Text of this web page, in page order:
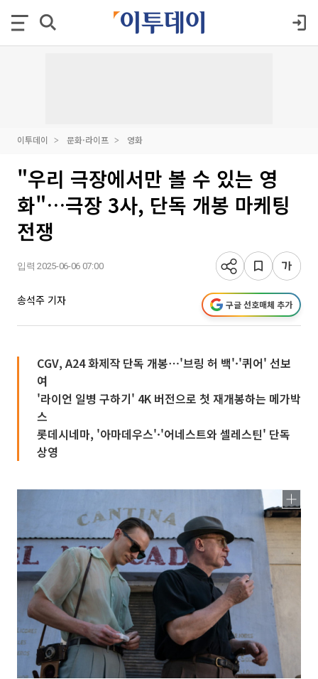
이투데이 문화·라이프 영화
"우리 극장에서만 볼 수 있는 영
화"…극장 3사, 단독 개봉 마케팅
전쟁
입력 2025-06-06 07:00
송석주 기자 구글 선호매체 추가
CGV, A24 화제작 단독 개봉⋯'브링 허 백'·'퀴어' 선보
여
'라이언 일병 구하기' 4K 버전으로 첫 재개봉하는 메가박
스
롯데시네마, '아마데우스'·'어네스트와 셀레스틴' 단독
상영